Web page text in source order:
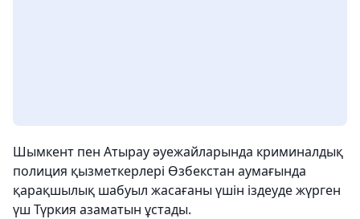
Шымкент пен Атырау әуежайларында криминалдық
полиция қызметкерлері Өзбекстан аумағында
қарақшылық шабуыл жасағаны үшін іздеуде жүрген
үш Түркия азаматын ұстады.